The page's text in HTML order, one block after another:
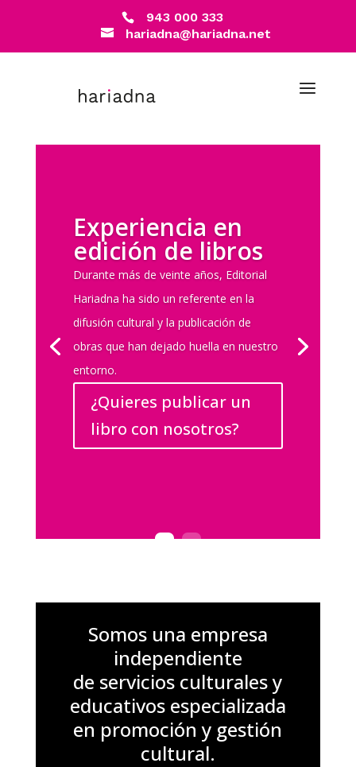
943 000 333
hariadna@hariadna.net
Experiencia en
edición de libros
Durante más de veinte años, Editorial
Hariadna ha sido un referente en la
difusión cultural y la publicación de
obras que han dejado huella en nuestro
entorno.
¿Quieres publicar un
libro con nosotros?
Somos una empresa
independiente
de servicios culturales y
educativosespecializada
en promoción y gestión
cultural.